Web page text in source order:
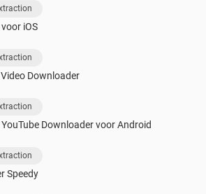
iOS
Downloader
Downloader voor Android
Speedy